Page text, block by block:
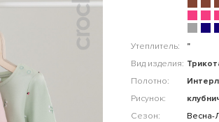
Утеплитель:
"
Вид изделия:
Полотно:
Рисунок:
Сезон:
Весна-